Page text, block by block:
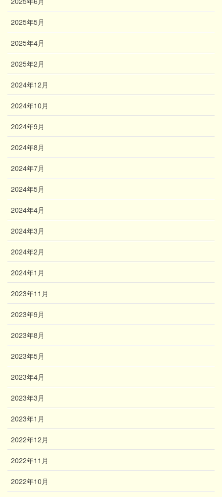
2025年5月
2025年4月
2025年2月
2024年12月
2024年10月
2024年9月
2024年8月
2024年7月
2024年5月
2024年4月
2024年3月
2024年2月
2024年1月
2023年11月
2023年9月
2023年8月
2023年5月
2023年4月
2023年3月
2023年1月
2022年12月
2022年11月
2022年10月